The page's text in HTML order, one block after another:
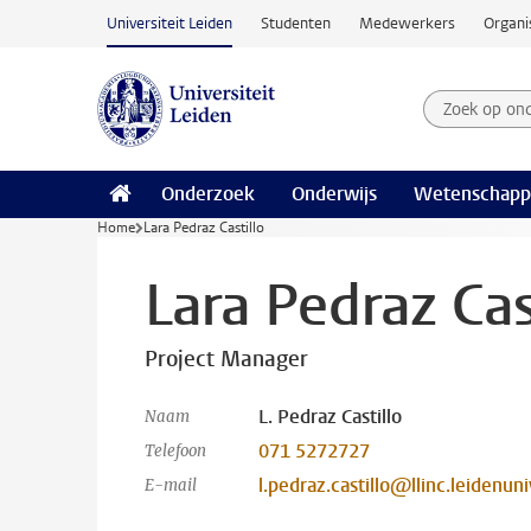
Ga naar hoofdinhoud
Universiteit Leiden Studenten Medewerkers
Zoek op
Zoekterm
Onderzoek Onderwijs
Home Lara Pedraz Castillo
Lara Pedraz
Project Manager
Naam L. Pedraz Castillo
Telefoon 071 5272727
E-mail